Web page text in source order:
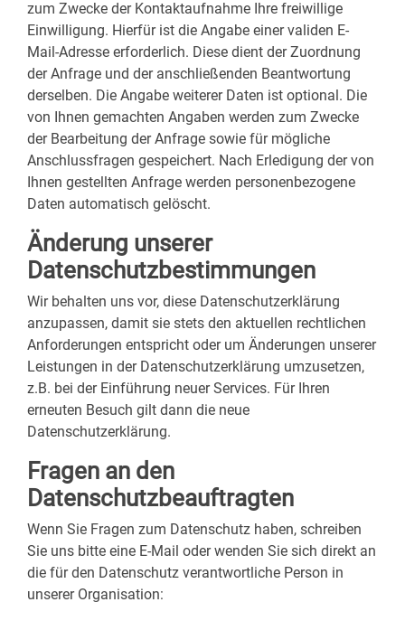
zum Zwecke der Kontaktaufnahme Ihre freiwillige
Einwilligung. Hierfür ist die Angabe einer validen E-
Mail-Adresse erforderlich. Diese dient der Zuordnung
der Anfrage und der anschließenden Beantwortung
derselben. Die Angabe weiterer Daten ist optional. Die
von Ihnen gemachten Angaben werden zum Zwecke
der Bearbeitung der Anfrage sowie für mögliche
Anschlussfragen gespeichert. Nach Erledigung der von
Ihnen gestellten Anfrage werden personenbezogene
Daten automatisch gelöscht.
Änderung unserer
Datenschutzbestimmungen
Wir behalten uns vor, diese Datenschutzerklärung
anzupassen, damit sie stets den aktuellen rechtlichen
Anforderungen entspricht oder um Änderungen unserer
Leistungen in der Datenschutzerklärung umzusetzen,
z.B. bei der Einführung neuer Services. Für Ihren
erneuten Besuch gilt dann die neue
Datenschutzerklärung.
Fragen an den
Datenschutzbeauftragten
Wenn Sie Fragen zum Datenschutz haben, schreiben
Sie uns bitte eine E-Mail oder wenden Sie sich direkt an
die für den Datenschutz verantwortliche Person in
unserer Organisation: